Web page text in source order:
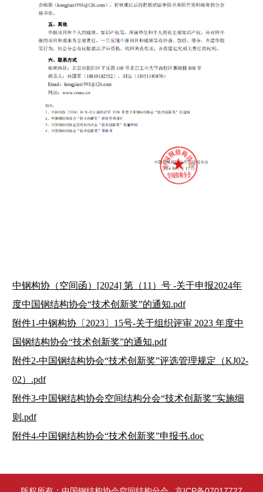
中钢构协（空间函）[2024] 第（11）号 -关于申报2024年
度中国钢结构协会“技术创新奖”的通知.pdf
附件1-中钢构协〔2023〕15号-关于组织评审 2023 年度中
国钢结构协会“技术创新奖”的通知.pdf
附件2-中国钢结构协会“技术创新奖”评选管理规定（KJ02-
02）.pdf
附件3-中国钢结构协会空间结构分会“技术创新奖”实施细
则.pdf
附件4-中国钢结构协会“技术创新奖”申报书.doc